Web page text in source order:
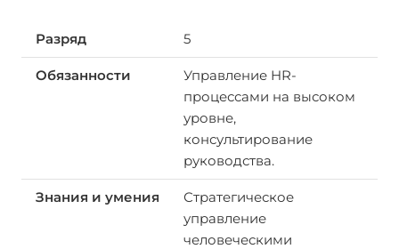
5
Управление HR-
процессами на высоком
уровне,
консультирование
руководства.
Стратегическое
управление
человеческими